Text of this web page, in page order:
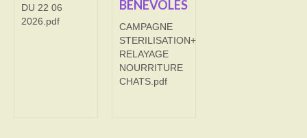
DECHETS VERTS
DU 22 06
2026.pdf
BENEVOLES
CAMPAGNE
STERILISATION+
RELAYAGE
NOURRITURE
CHATS.pdf